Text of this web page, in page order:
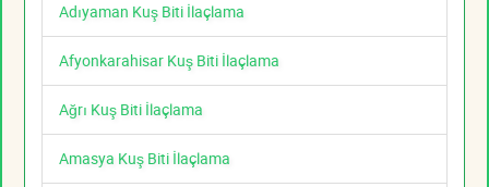
Adıyaman Kuş Biti İlaçlama
Afyonkarahisar Kuş Biti İlaçlama
Ağrı Kuş Biti İlaçlama
Amasya Kuş Biti İlaçlama